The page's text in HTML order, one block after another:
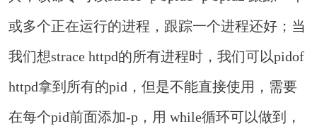
或多个正在运行的进程，跟踪一个进程还好；当
我们想strace httpd的所有进程时，我们可以pidof
httpd拿到所有的pid，但是不能直接使用，需要
在每个pid前面添加-p，用 while循环可以做到，